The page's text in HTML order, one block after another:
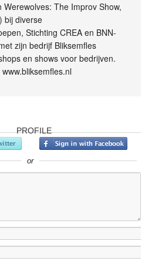
The Improv Show,
bij diverse
Stichting CREA en BNN-
zijn bedrijf Bliksemfles
en shows voor bedrijven.
PROFILE
or